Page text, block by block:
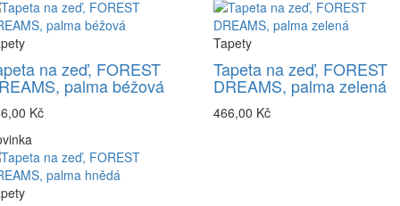
na zeď, FOREST
palma béžová
Kč
Tapety
Tapeta na zeď, FOREST
DREAMS, palma zelená
466,00 Kč